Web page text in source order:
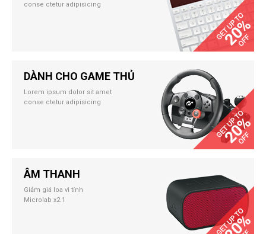
conse ctetur adipisicing
DÀNH CHO GAME THỦ
Lorem ipsum dolor sit amet
conse ctetur adipisicing
ÂM THANH
Giảm giá loa vi tính
Microlab x2.1